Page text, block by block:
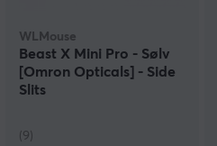
WLMouse
Beast X Mini Pro - Sølv
[Omron Opticals] - Side
Slits
(9)